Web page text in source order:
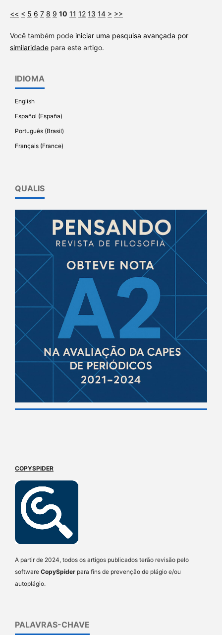
<< < 5 6 7 8 9 10 11 12 13 14 > >>
Você também pode iniciar uma pesquisa avançada por
similaridadepara este artigo.
IDIOMA
English
Español (España)
Português (Brasil)
Français (France)
QUALIS
COPYSPIDER
A partir de 2024, todos os artigos publicados terão revisão pelo
software CopySpider para fins de prevenção de plágio e/ou
autoplágio.
PALAVRAS-CHAVE